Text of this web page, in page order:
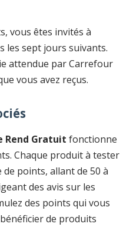
vous êtes invités à
les sept jours suivants.
attendue par Carrefour
vous avez reçus.
Rend Gratuit fonctionne
Chaque produit à tester
points, allant de 50 à
des avis sur les
des points qui vous
de produits